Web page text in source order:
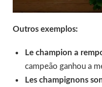
Outros exemplos:
Le champion a
campeão ganhou a
Les champignons